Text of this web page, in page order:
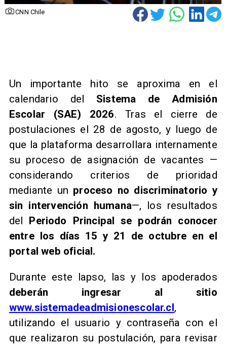
CNN Chile
​Un importante hito se aproxima en el
calendario del Sistema de Admisión
Escolar (SAE) 2026. Tras el cierre de
postulaciones el 28 de agosto, y luego de
que la plataforma desarrollara internamente
su proceso de asignación de vacantes —
considerando criterios de prioridad
mediante un proceso no discriminatorio y
sin intervención humana—, los resultados
del Periodo Principal se podrán conocer
entre los días 15 y 21 de octubre en el
portal web oficial.
Durante este lapso, las y los apoderados
deberán ingresar al sitio
www.sistemadeadmisionescolar.cl,
utilizando el usuario y contraseña con el
que realizaron su postulación, para revisar